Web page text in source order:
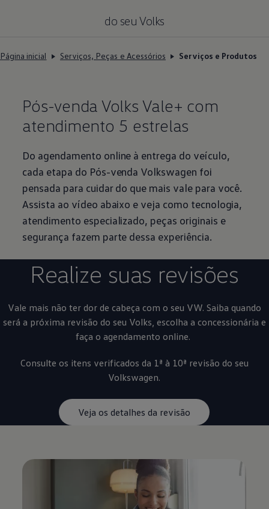
do seu Volks
Página inicial Serviços, Peças e Acessórios Serviços e Produtos
Pós-venda Volks Vale+ com
atendimento 5 estrelas
Do agendamento online à entrega do veículo,
cada etapa do Pós-venda Volkswagen foi
pensada para cuidar do que mais vale para você.
Assista ao vídeo abaixo e veja como tecnologia,
atendimento especializado, peças originais e
segurança fazem parte dessa experiência.
Realize suas revisões
Vale mais não ter dor de cabeça com o seu VW. Saiba quando
será a próxima revisão do seu Volks, escolha a concessionária e
faça o agendamento online.
Consulte os itens verificados da 1ª à 10ª revisão do seu
Volkswagen.
Veja os detalhes da revisão